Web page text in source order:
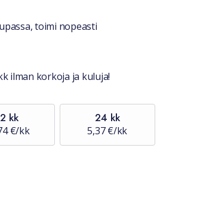
toimi nopeasti
ilman korkoja ja kuluja!
kk
€/kk
24 kk
5,37 €/kk